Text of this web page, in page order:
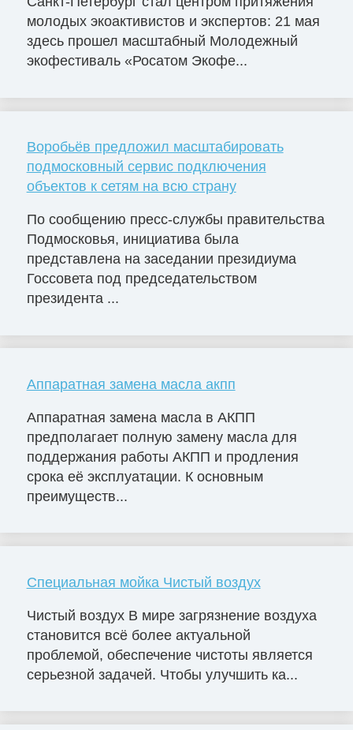
молодых экоактивистов и экспертов: 21 мая
здесь прошел масштабный Молодежный
экофестиваль «Росатом Экофе...
Воробьёв предложил масштабировать
подмосковный сервис подключения
объектов к сетям на всю страну
По сообщению пресс-службы правительства
Подмосковья, инициатива была
представлена на заседании президиума
Госсовета под председательством
президента ...
Аппаратная замена масла акпп
Аппаратная замена масла в АКПП
предполагает полную замену масла для
поддержания работы АКПП и продления
срока её эксплуатации. К основным
преимуществ...
Специальная мойка Чистый воздух
Чистый воздух В мире загрязнение воздуха
становится всё более актуальной
проблемой, обеспечение чистоты является
серьезной задачей. Чтобы улучшить ка...